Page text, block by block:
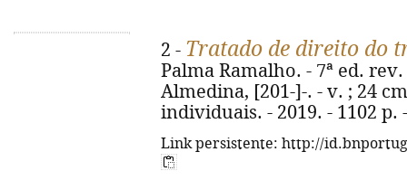
2 - Tratado de direito do
Palma Ramalho. - 7ª ed.
Almedina, [201-]-. - v. ; 24
individuais. - 2019. - 1102 p.
Link persistente: http://